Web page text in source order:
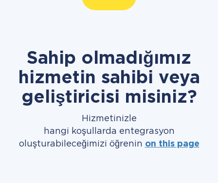
Sahip olmadığımız
hizmetin sahibi veya
geliştiricisi misiniz?
Hizmetinizle
hangi koşullarda entegrasyon
oluşturabileceğimizi öğrenin on this page